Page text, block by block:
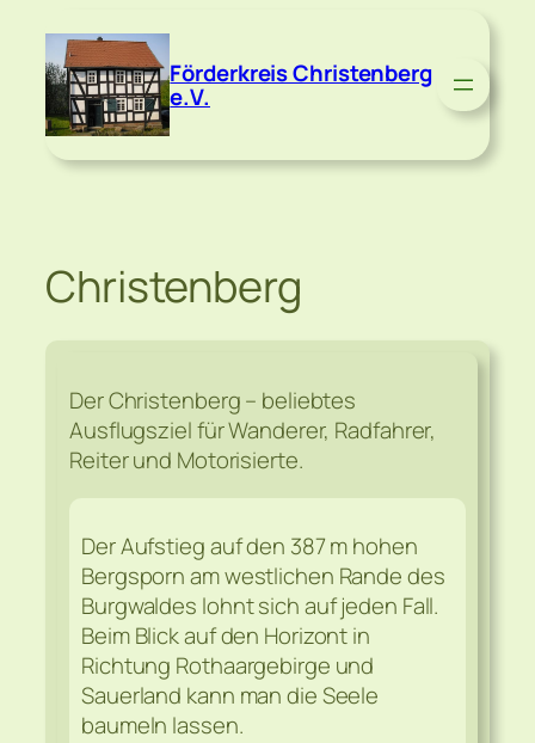
springen
Förderkreis Christenberg
e.V.
Christenberg
Der Christenberg – beliebtes
Ausflugsziel für Wanderer, Radfahrer,
Reiter und Motorisierte.
Der Aufstieg auf den 387 m hohen
Bergsporn am westlichen Rande des
Burgwaldes lohnt sich auf jeden Fall.
Beim Blick auf den Horizont in
Richtung Rothaargebirge und
Sauerland kann man die Seele
baumeln lassen.